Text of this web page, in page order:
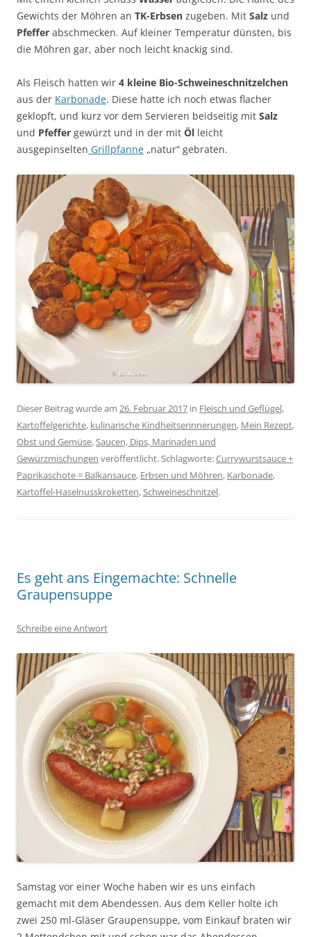
Gewichts der Möhren an TK-Erbsen zugeben. Mit Salz und
Pfeffer abschmecken. Auf kleiner Temperatur dünsten, bis
die Möhren gar, aber noch leicht knackig sind.
Als Fleisch hatten wir 4 kleine Bio-Schweineschnitzelchen
aus der Karbonade. Diese hatte ich noch etwas flacher
geklopft, und kurz vor dem Servieren beidseitig mit Salz
und Pfeffer gewürzt und in der mit Öl leicht
ausgepinselten Grillpfanne „natur“ gebraten.
Dieser Beitrag wurde am 26. Februar 2017 in Fleisch und Geflügel,
Kartoffelgerichte, kulinarische Kindheitserinnerungen, Mein Rezept,
Obst und Gemüse,Saucen, Dips, Marinaden und
Gewürzmischungen veröffentlicht. Schlagworte:Currywurstsauce +
Paprikaschote = Balkansauce, Erbsen und Möhren, Karbonade,
Kartoffel-Haselnusskroketten,Schweineschnitzel.
Es geht ans Eingemachte: Schnelle
Graupensuppe
Schreibe eine Antwort
Samstag vor einer Woche haben wir es uns einfach
gemacht mit dem Abendessen. Aus dem Keller holte ich
zwei 250 ml-Gläser Graupensuppe, vom Einkauf braten wir